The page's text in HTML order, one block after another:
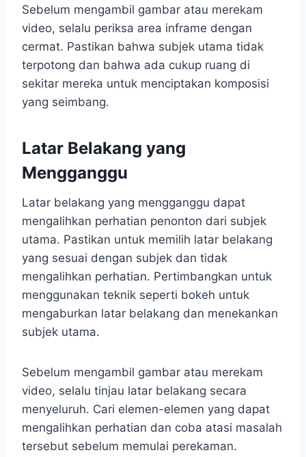
Sebelum mengambil gambar atau merekam
video, selalu periksa area inframe dengan
cermat. Pastikan bahwa subjek utama tidak
terpotong dan bahwa ada cukup ruang di
sekitar mereka untuk menciptakan komposisi
yang seimbang.
Latar Belakang yang
Mengganggu
Latar belakang yang mengganggu dapat
mengalihkan perhatian penonton dari subjek
utama. Pastikan untuk memilih latar belakang
yang sesuai dengan subjek dan tidak
mengalihkan perhatian. Pertimbangkan untuk
menggunakan teknik seperti bokeh untuk
mengaburkan latar belakang dan menekankan
subjek utama.
Sebelum mengambil gambar atau merekam
video, selalu tinjau latar belakang secara
menyeluruh. Cari elemen-elemen yang dapat
mengalihkan perhatian dan coba atasi masalah
tersebut sebelum memulai perekaman.